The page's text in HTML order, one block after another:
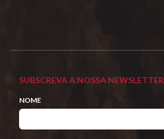
SUBSCREVA A NOSSA NEWSLETTER
NOME